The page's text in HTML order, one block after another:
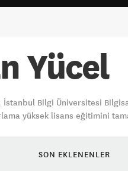
Yücel
İstanbul Bilgi Üniversitesi
yüksek lisans eğitimini
SON EKLENENLER